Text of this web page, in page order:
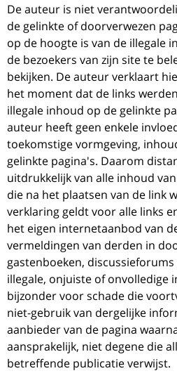
De auteur is niet
de gelinkte of doorverwezen
op de hoogte is van de illegale
de bezoekers van zijn site te
bekijken. De auteur verklaart
het moment dat de links
illegale inhoud op de gelinkte
auteur heeft geen enkele
toekomstige vormgeving,
gelinkte pagina's. Daarom
uitdrukkelijk van alle inhoud
die na het plaatsen van de link
verklaring geldt voor alle links
het eigen internetaanbod van
vermeldingen van derden in
gastenboeken,
illegale, onjuiste of onvolledige
bijzonder voor schade die
niet-gebruik van dergelijke
aanbieder van de pagina
aansprakelijk, niet degene die
betreffende publicatie verwijst.